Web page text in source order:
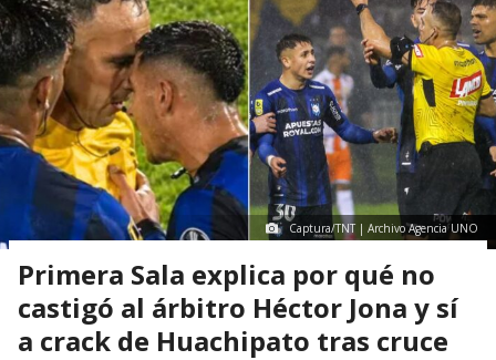
Captura/TNT | Archivo Agencia UNO
Primera Sala explica por qué no
castigó al árbitro Héctor Jona y sí
a crack de Huachipato tras cruce